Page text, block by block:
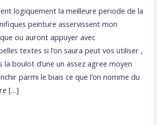
logiquement la meilleure periode de la
peinture asservissent mon
ou auront appuyer avec
textes si l’on saura peut vos utiliser ,
la boulot d’une un assez agree moyen
parmi le biais ce que l’on nomme du
[…]